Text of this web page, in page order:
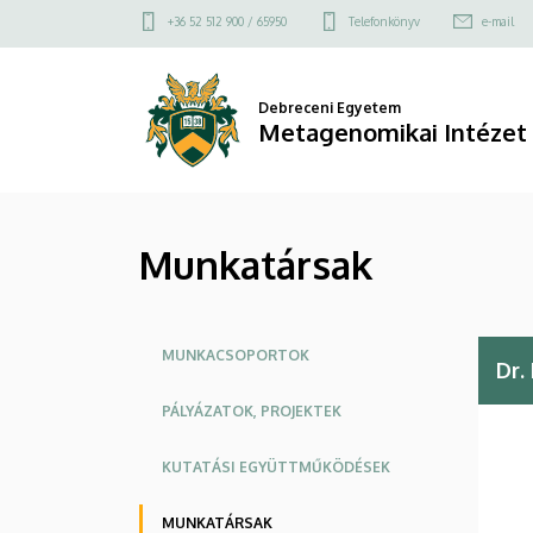
Munkatársak
Metagenomikai
a
Felső
menü
+36 52 512 900 / 65950 Telefonkönyv e-mail
Debreceni Egyetem
Metagenomikai Intézet
Munkatársak
Oldalmenü
MUNKACSOPORTOK
PÁLYÁZATOK, PROJEKTEK
KUTATÁSI EGYÜTTMŰKÖDÉSEK
MUNKATÁRSAK
Dr.